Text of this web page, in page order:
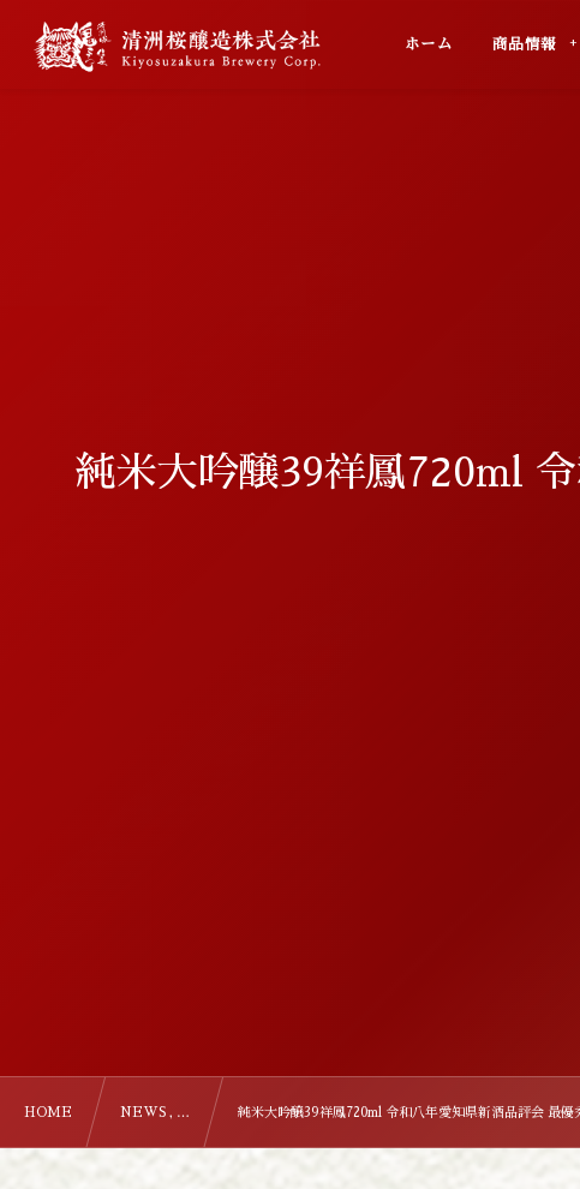
ホーム
Home 商品情報
Product
純米大吟醸39祥鳳720ml
HOME NEWS , … 純米大吟醸39祥鳳720ml 令和八年愛知県新酒品評会 最優